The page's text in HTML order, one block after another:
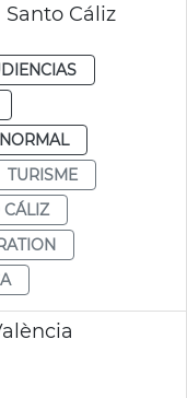
Cáliz
NORMAL
TURISME
CÁLIZ